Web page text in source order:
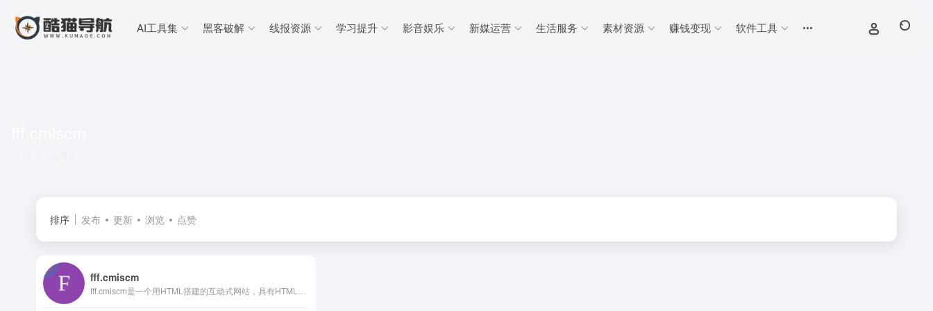
AI工具集 黑客破解 线报资源 学习提升 影音娱乐 新媒运营 生活服务 素材资源 赚钱变现 软件工具
排序 发布 更新 浏览 点赞
fff.cmiscm